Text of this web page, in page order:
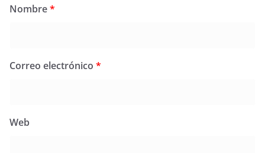
Nombre*
Correo electrónico *
Web